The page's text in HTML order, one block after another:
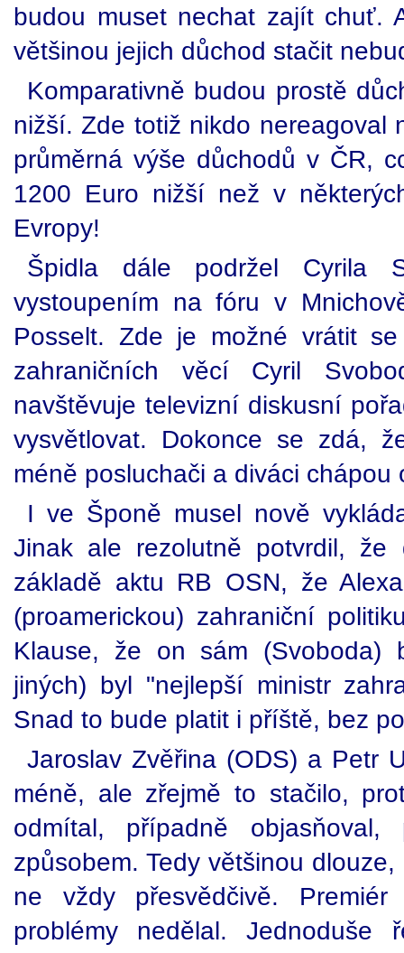
budou muset nechat zajít chuť.
většinou jejich důchod stačit
Komparativně budou prostě
nižší. Zde totiž nikdo nereagoval
průměrná výše důchodů v ČR,
1200 Euro nižší než v
Evropy!
Špidla dále podržel Cyrila
vystoupením na fóru v
Posselt. Zde je možné vrátit
zahraničních věcí Cyril
navštěvuje televizní diskusní
vysvětlovat. Dokonce se zdá,
méně posluchači a diváci chápou
I ve Šponě musel nově
Jinak ale rezolutně potvrdil,
základě aktu RB OSN, že
(proamerickou) zahraniční
Klause, že on sám (Svoboda)
jiných) byl "nejlepší ministr
Snad to bude platit i příště, bez
Jaroslav Zvěřina (ODS) a Petr
méně, ale zřejmě to stačilo,
odmítal, případně objasňoval,
způsobem. Tedy většinou
ne vždy přesvědčivě.
problémy nedělal. Jednoduše